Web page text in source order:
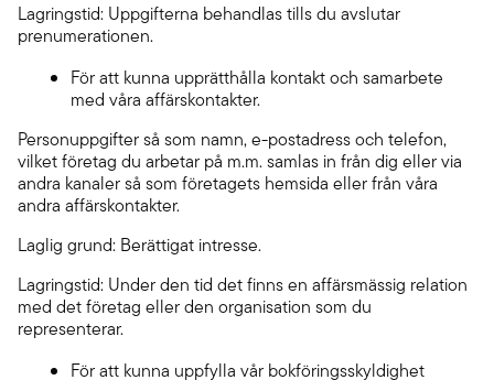
Lagringstid: Uppgifterna behandlas tills du avslutar
prenumerationen.
För att kunna upprätthålla kontakt och samarbete
med våra affärskontakter.
Personuppgifter så som namn, e-postadress och telefon,
vilket företag du arbetar på m.m. samlas in från dig eller via
andra kanaler så som företagets hemsida eller från våra
andra affärskontakter.
Laglig grund: Berättigat intresse.
Lagringstid: Under den tid det finns en affärsmässig relation
med det företag eller den organisation som du
representerar.
För att kunna uppfylla vår bokföringsskyldighet